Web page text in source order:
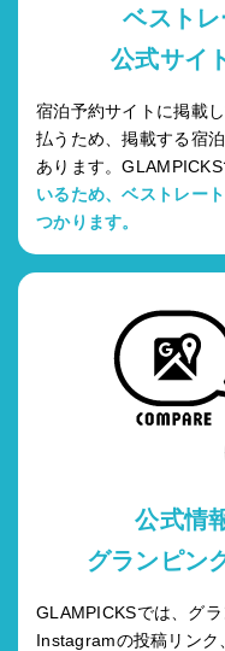
ベスト
公式サイ
宿泊予約サイトに掲載
払うため、掲載する宿
あります。GLAMPICKS
いるため、ベストレー
つかります。
公式情
グランピン
GLAMPICKSでは、グ
Instagramの投稿リンク